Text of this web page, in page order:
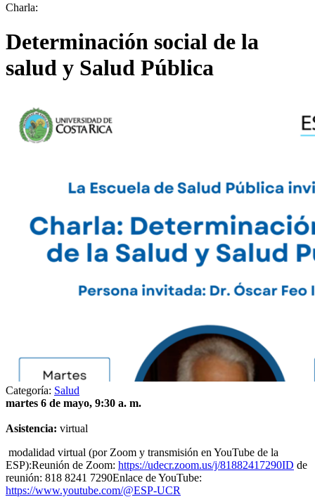
Charla:
Determinación social de la
salud y Salud Pública
Categoría: Salud
martes 6 de mayo, 9:30 a. m.
Asistencia: virtual
modalidad virtual (por Zoom y transmisión en YouTube de la
ESP):Reunión de Zoom: https://udecr.zoom.us/j/81882417290ID de
reunión: 818 8241 7290Enlace de YouTube:
https://www.youtube.com/@ESP-UCR